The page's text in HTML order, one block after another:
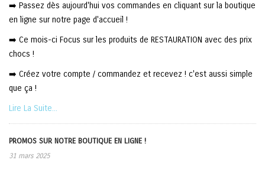
➡️ Passez dès aujourd'hui vos commandes en cliquant sur la boutique
en ligne sur notre page d'accueil !
➡️ Ce mois-ci Focus sur les produits de RESTAURATION avec des prix
chocs !
➡️ Créez votre compte / commandez et recevez ! c'est aussi simple
que ça !
Lire La Suite...
PROMOS SUR NOTRE BOUTIQUE EN LIGNE !
31 mars 2025